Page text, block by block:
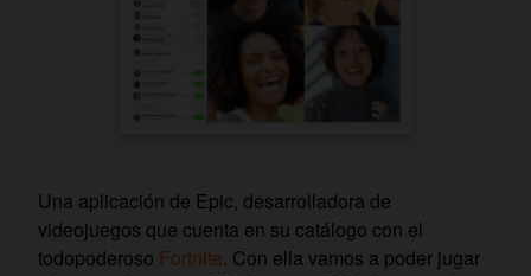
Una aplicación de Epic, desarrolladora de
videojuegos que cuenta en su catálogo con el
todopoderoso Fortnite. Con ella vamos a poder jugar